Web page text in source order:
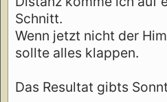
Schnitt.
Wenn jetzt nicht der
sollte alles klappen.
Das Resultat gibts